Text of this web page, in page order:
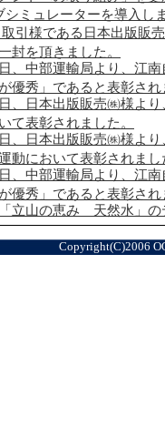
Copyright(C)2006